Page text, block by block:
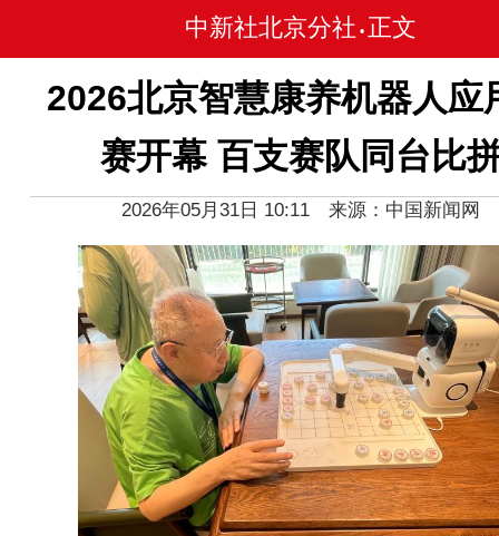
中新社北京分社 • 正文
2026北京智慧康养机器人应
赛开幕 百支赛队同台比
2026年05月31日 10:11 来源：中国新闻网